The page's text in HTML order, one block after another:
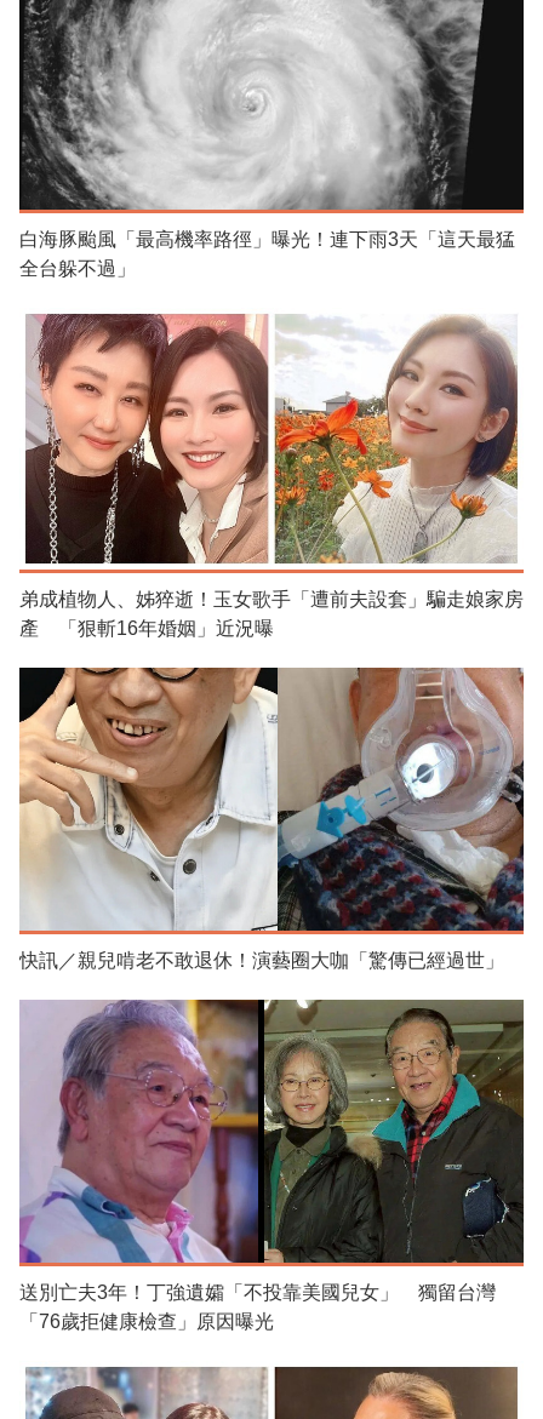
白海豚颱風「最高機率路徑」曝光！連下雨3天「這天最猛
全台躲不過」
弟成植物人、姊猝逝！玉女歌手「遭前夫設套」騙走娘家房
產 「狠斬16年婚姻」近況曝
快訊／親兒啃老不敢退休！演藝圈大咖「驚傳已經過世」
送別亡夫3年！丁強遺孀「不投靠美國兒女」 獨留台灣
「76歲拒健康檢查」原因曝光